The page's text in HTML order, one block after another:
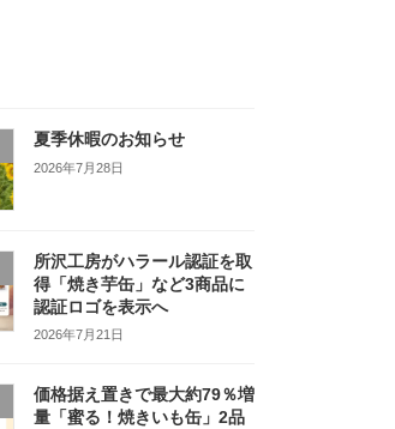
夏季休暇のお知らせ
2026年7月28日
所沢工房がハラール認証を取
得「焼き芋缶」など3商品に
認証ロゴを表示へ
2026年7月21日
価格据え置きで最大約79％増
量「蜜る！焼きいも缶」2品